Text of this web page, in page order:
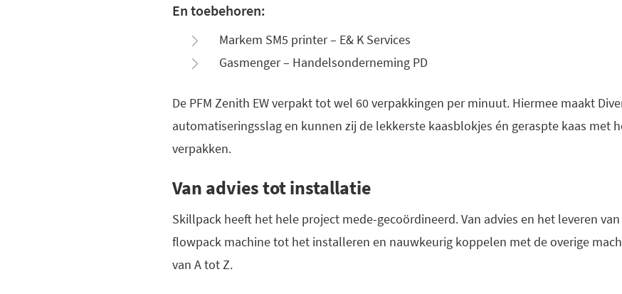
En toebehoren:
Markem SM5 printer – E& K Services
Gasmenger – Handelsonderneming PD
De PFM Zenith EW verpakt tot wel 60 verpakkingen per minuut. Hiermee maakt
automatiseringsslag en kunnen zij de lekkerste kaasblokjes én geraspte kaas met
verpakken.
Van advies tot installatie
Skillpack heeft het hele project mede-gecoördineerd. Van advies en het leveren van
flowpack machine tot het installeren en nauwkeurig koppelen met de overige
van A tot Z.